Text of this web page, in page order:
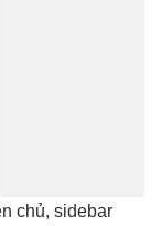
chủ, sidebar